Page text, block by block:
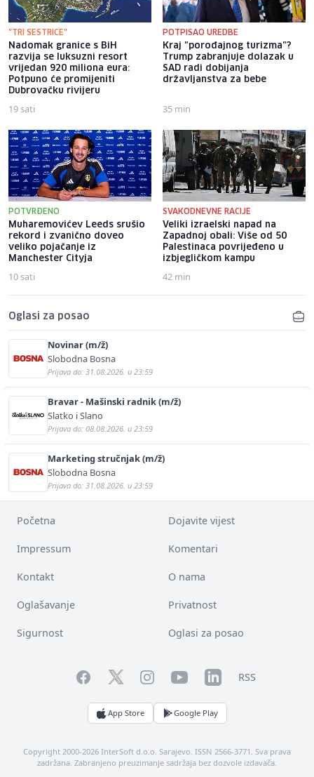
"TRI SESTRICE"
Nadomak granice s BiH
razvija se luksuzni resort
vrijedan 920 miliona eura:
Potpuno će promijeniti
Dubrovačku rivijeru
19 sati
POTPISAO UREDBE
Kraj "porođajnog turizma"?
Trump zabranjuje dolazak u
SAD radi dobijanja
državljanstva za bebe
35 min
POTVRĐENO
Muharemovićev Leeds srušio
rekord i zvanično doveo
veliko pojačanje iz
Manchester Cityja
10 sati
SVAKODNEVNE RACIJE
Veliki izraelski napad na
Zapadnoj obali: Više od 50
Palestinaca povrijeđeno u
izbjegličkom kampu
42 min
Oglasi za posao
Novinar (m/ž)
Slobodna Bosna
Prijava do: 31.08.2026. u 23:59
Bravar - Mašinski radnik (m/ž)
Slatko i Slano
Prijava do: 08.08.2026. u 23:59
Marketing stručnjak (m/ž)
Slobodna Bosna
Prijava do: 31.08.2026. u 23:59
Početna Dojavite vijest
Impressum Komentari
Kontakt O nama
Oglašavanje Privatnost
Sigurnost Oglasi za posao
FacebookTwitterInstagramYouTubeLinkedInRSS
App Store Google Play
Copyright 2000-2026 InterSoft d.o.o. Sarajevo. ISSN 2566-3771. Sva prava
zadržana. Zabranjeno preuzimanje sadržaja bez dozvole izdavača.